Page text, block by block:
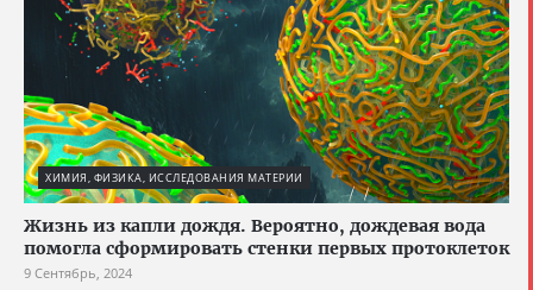
ХИМИЯ, ФИЗИКА, ИССЛЕДОВАНИЯ МАТЕРИИ
Жизнь из капли дождя. Вероятно, дождевая вода
помогла сформировать стенки первых протоклеток
9 Сентябрь, 2024